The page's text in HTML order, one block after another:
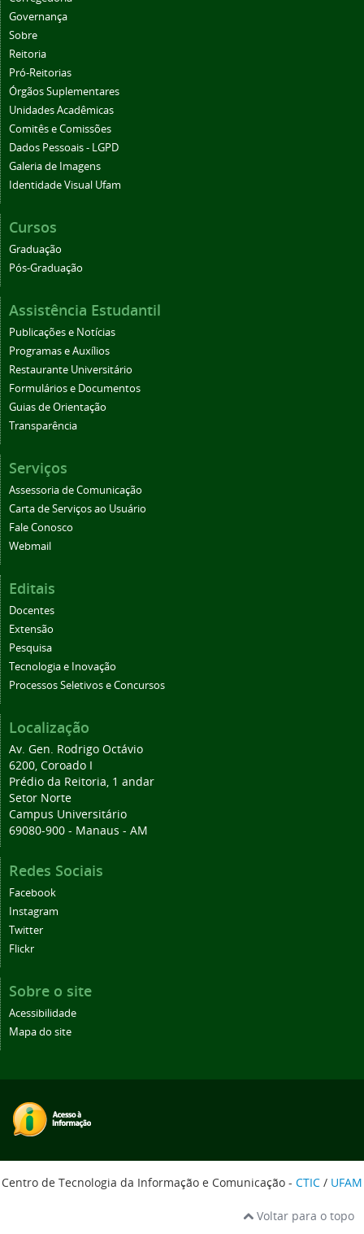
Governança
Sobre
Reitoria
Pró-Reitorias
Órgãos Suplementares
Unidades Acadêmicas
Comitês e Comissões
Dados Pessoais - LGPD
Galeria de Imagens
Identidade Visual Ufam
Cursos
Graduação
Pós-Graduação
Assistência Estudantil
Publicações e Notícias
Programas e Auxílios
Restaurante Universitário
Formulários e Documentos
Guias de Orientação
Transparência
Serviços
Assessoria de Comunicação
Carta de Serviços ao Usuário
Fale Conosco
Webmail
Editais
Docentes
Extensão
Pesquisa
Tecnologia e Inovação
Processos Seletivos e Concursos
Localização
Av. Gen. Rodrigo Octávio
6200, Coroado I
Prédio da Reitoria, 1 andar
Setor Norte
Campus Universitário
69080-900 - Manaus - AM
Redes Sociais
Facebook
Instagram
Twitter
Flickr
Sobre o site
Acessibilidade
Mapa do site
Centro de Tecnologia da Informação e Comunicação - CTIC / UFAM
Voltar para o topo